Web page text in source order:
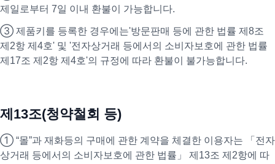
제일로부터 7일 이내 환불이 가능합니다.
③ 제품키를 등록한 경우에는'방문판매 등에 관한 법률 제8조
제2항 제4호' 및 '전자상거래 등에서의 소비자보호에 관한 법률
제17조 제2항 제4호'의 규정에 따라 환불이 불가능합니다.
제13조(청약철회 등)
① “몰”과 재화등의 구매에 관한 계약을 체결한 이용자는 「전자
상거래 등에서의 소비자보호에 관한 법률」 제13조 제2항에 따